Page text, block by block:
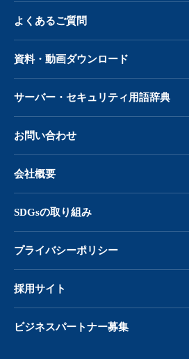
よくあるご質問
資料・動画ダウンロード
サーバー・ セキュリティ用語辞典
お問い合わせ
会社概要
SDGsの取り組み
プライバシーポリシー
採用サイト
ビジネスパートナー募集